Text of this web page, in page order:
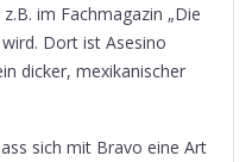
im Fachmagazin „Die
Dort ist Asesino
dicker, mexikanischer
sich mit Bravo eine Art